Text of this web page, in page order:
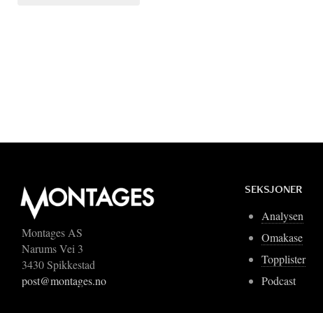
Montages AS
Narums Vei 3
3430 Spikkestad
post@montages.no
SEKSJONER
Analysen
Omakase
Topplister
Podcast